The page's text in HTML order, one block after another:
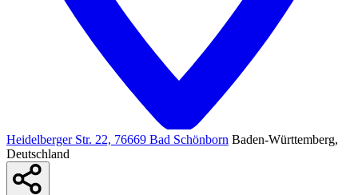
Heidelberger Str. 22, 76669 Bad Schönborn Baden-Württemberg,
Deutschland